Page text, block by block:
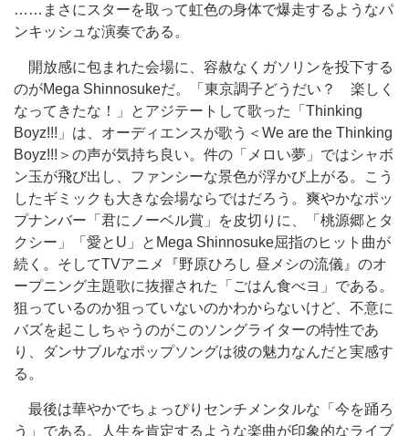
……まさにスターを取って虹色の身体で爆走するようなパ
ンキッシュな演奏である。
開放感に包まれた会場に、容赦なくガソリンを投下する
のがMega Shinnosukeだ。「東京調子どうだい？ 楽しく
なってきたな！」とアジテートして歌った「Thinking
Boyz!!!」は、オーディエンスが歌う＜We are the Thinking
Boyz!!!＞の声が気持ち良い。件の「メロい夢」ではシャボ
ン玉が飛び出し、ファンシーな景色が浮かび上がる。こう
したギミックも大きな会場ならではだろう。爽やかなポッ
プナンバー「君にノーベル賞」を皮切りに、「桃源郷とタ
クシー」「愛とU」とMega Shinnosuke屈指のヒット曲が
続く。そしてTVアニメ『野原ひろし 昼メシの流儀』のオ
ープニング主題歌に抜擢された「ごはん食べヨ」である。
狙っているのか狙っていないのかわからないけど、不意に
バズを起こしちゃうのがこのソングライターの特性であ
り、ダンサブルなポップソングは彼の魅力なんだと実感す
る。
最後は華やかでちょっぴりセンチメンタルな「今を踊ろ
う」である。人生を肯定するような楽曲が印象的なライブ